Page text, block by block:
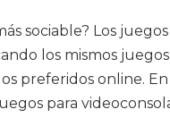
sociable? Los
los mismos
preferidos online.
para